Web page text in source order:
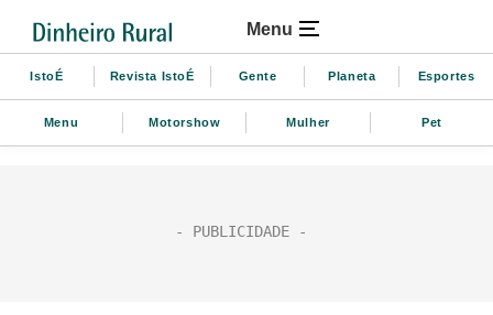
Menu
IstoÉ Revista IstoÉ Gente Planeta Esportes
Menu Motorshow Mulher Pet